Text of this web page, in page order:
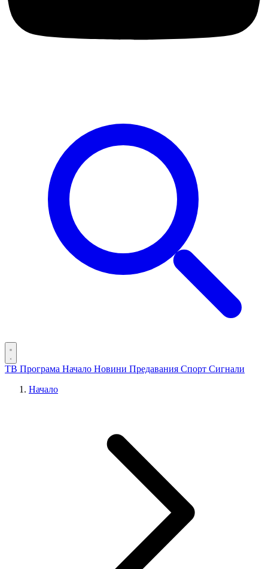
ТВ Програма Начало Новини Предавания Спорт Сигнали
Начало